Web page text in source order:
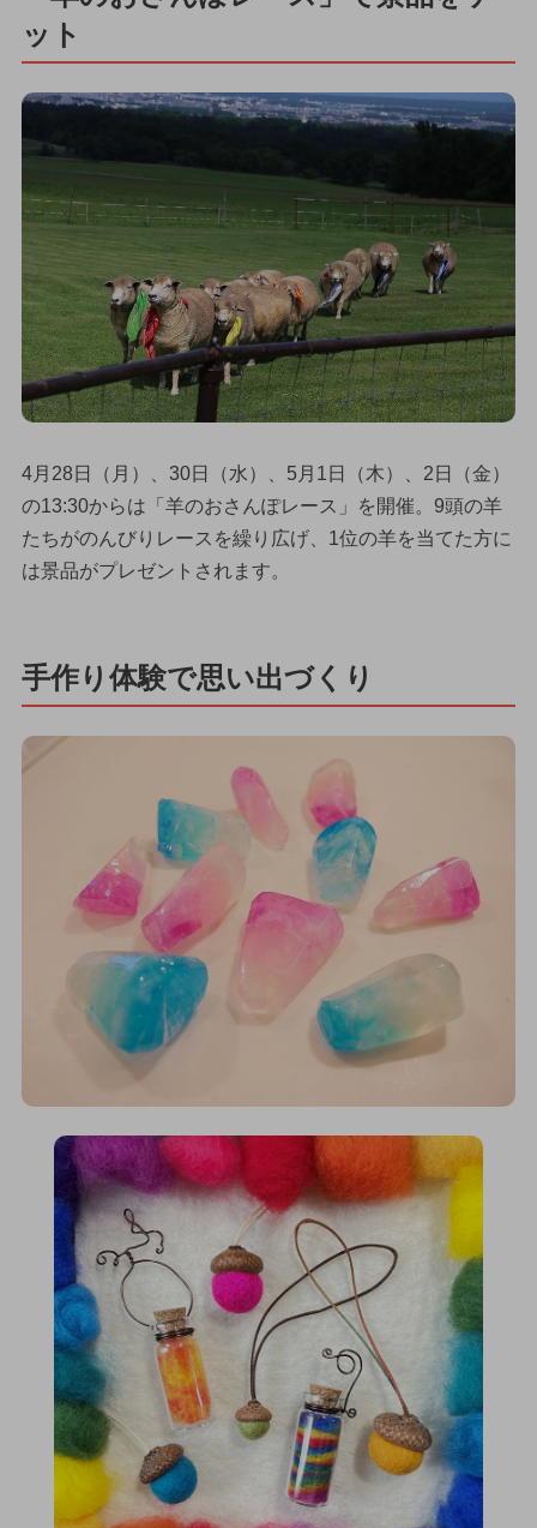
ット
4月28日（月）、30日（水）、5月1日（木）、2日（金）
の13:30からは「羊のおさんぽレース」を開催。9頭の羊
たちがのんびりレースを繰り広げ、1位の羊を当てた方に
は景品がプレゼントされます。
手作り体験で思い出づくり